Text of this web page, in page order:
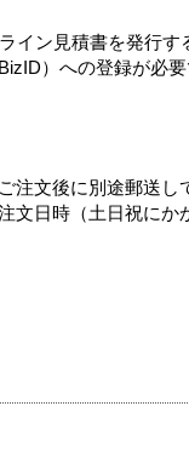
イン見積書を発行す
）への登録が必要
注文後に別途郵送し
文日時（土日祝に